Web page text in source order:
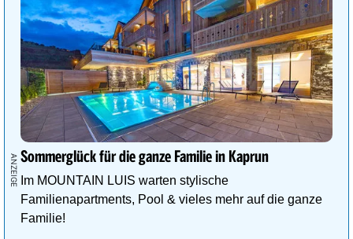
Sommerglück für die ganze Familie in Kaprun
Im MOUNTAIN LUIS warten stylische
Familienapartments, Pool & vieles mehr auf die ganze
Familie!